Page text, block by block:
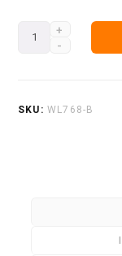
Fumigadora
WL768-
SKU: WL768-B